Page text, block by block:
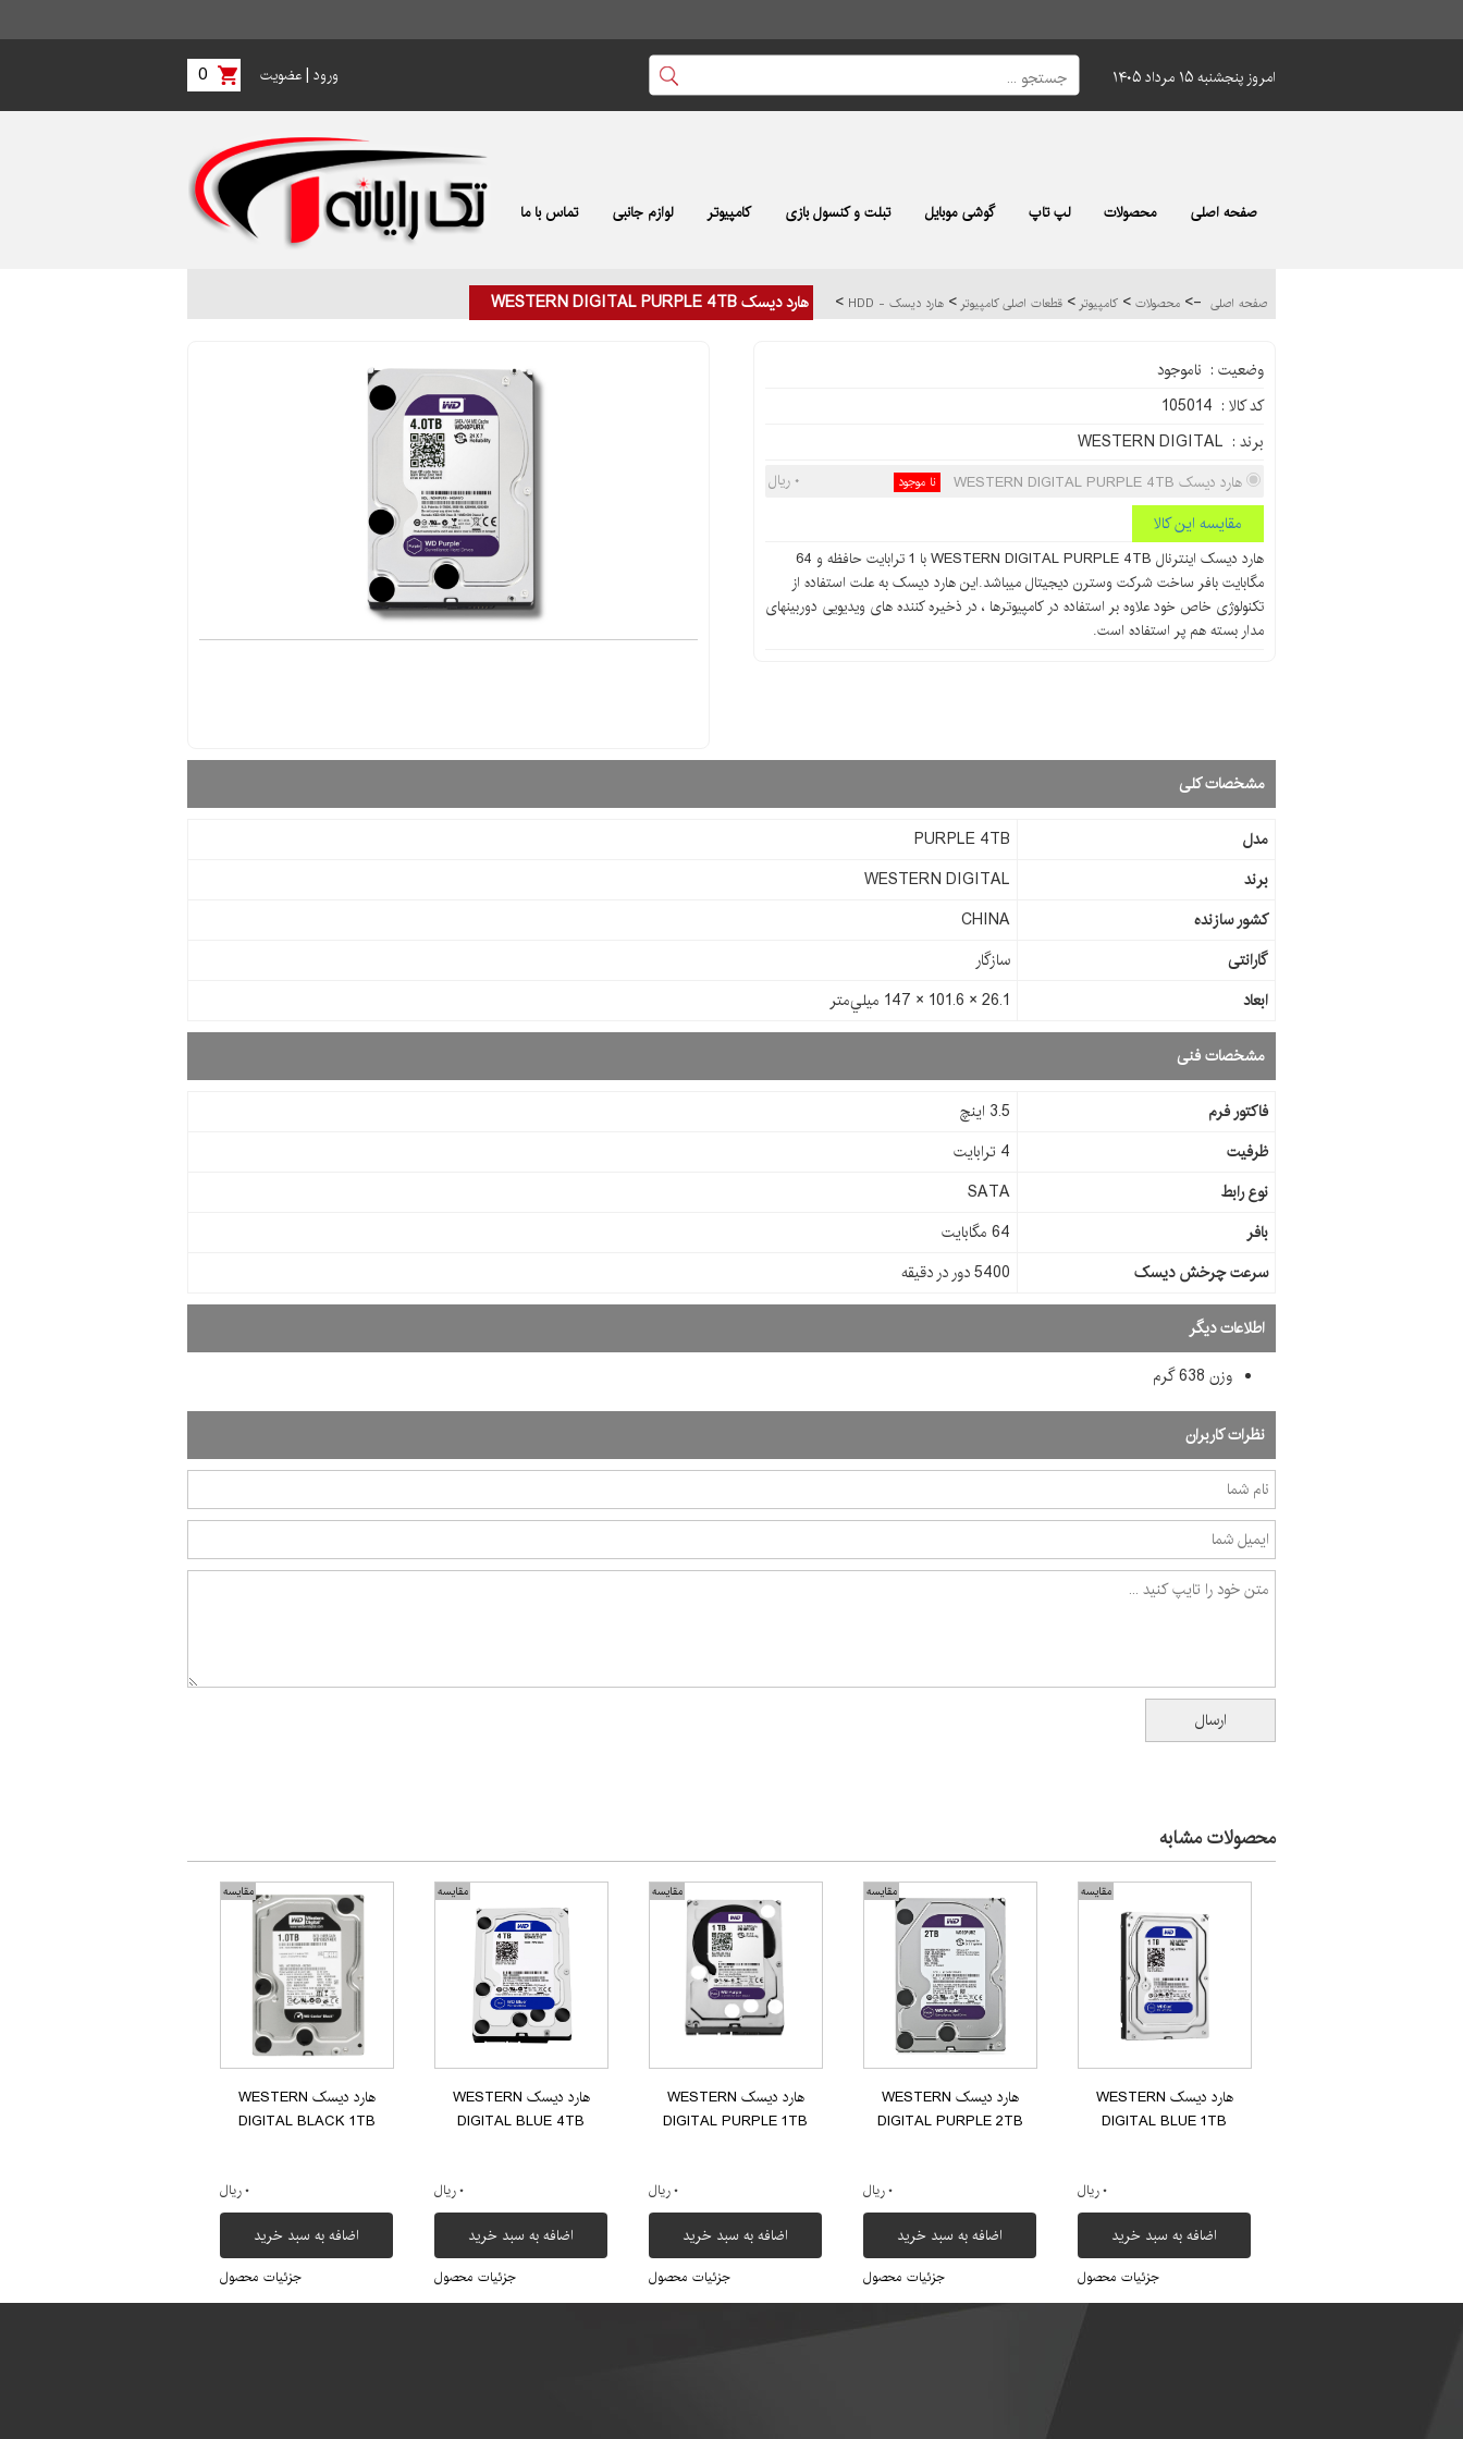
امروز پنجشنبه ۱۵ مرداد ۱۴۰۵ 0 ورود |عضویت
صفحه اصلی محصولات لپ تاپ گوشی موبایل تبلت و کنسول بازی کامپیوتر لوازم جانبی تماس با ما
صفحه اصلی -> محصولات > کامپیوتر > قطعات اصلی کامپیوتر > هارد دیسک - HDD > هارد دیسک WESTERN DIGITAL PURPLE 4TB
وضعیت : ناموجود
کد کالا : 105014
برند : WESTERN DIGITAL
۰ ریال هارد دیسک WESTERN DIGITAL PURPLE 4TB نا موجود
مقایسه این کالا
هارد دیسک اینترنال WESTERN DIGITAL PURPLE 4TB با 1 ترابایت حافظه و 64
مگابایت بافر ساخت شرکت وسترن دیجیتال میباشد.این هارد دیسک به علت استفاده از
تکنولوژی خاص خود علاوه بر استفاده در کامپیوترها ، در ذخیره کننده های ویدیویی دوربینهای
مدار بسته هم پر استفاده است.
مشخصات کلی
مدل
PURPLE 4TB
برند
WESTERN DIGITAL
کشور سازنده
CHINA
گارانتی
سازگار
ابعاد
26.1 × 101.6 × 147 ميلي‌متر
مشخصات فنی
فاکتور فرم
3.5 اینچ
ظرفیت
4 ترابایت
نوع رابط
SATA
بافر
64 مگابایت
سرعت چرخش دیسک
5400 دور در دقیقه
اطلاعات دیگر
وزن 638 گرم
نظرات کاربران
محصولات مشابه
مقایسه
هارد دیسک WESTERN
DIGITAL BLUE 1TB
۰ ریال
اضافه به سبد خرید
جزئیات محصول
مقایسه
هارد دیسک WESTERN
DIGITAL PURPLE 2TB
۰ ریال
اضافه به سبد خرید
جزئیات محصول
مقایسه
هارد دیسک WESTERN
DIGITAL PURPLE 1TB
۰ ریال
اضافه به سبد خرید
جزئیات محصول
مقایسه
هارد دیسک WESTERN
DIGITAL BLUE 4TB
۰ ریال
اضافه به سبد خرید
جزئیات محصول
مقایسه
هارد دیسک WESTERN
DIGITAL BLACK 1TB
۰ ریال
اضافه به سبد خرید
جزئیات محصول